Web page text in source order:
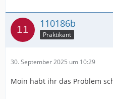
110186b
Praktikant
30. September 2025 um 10:29
Moin habt ihr das Problem